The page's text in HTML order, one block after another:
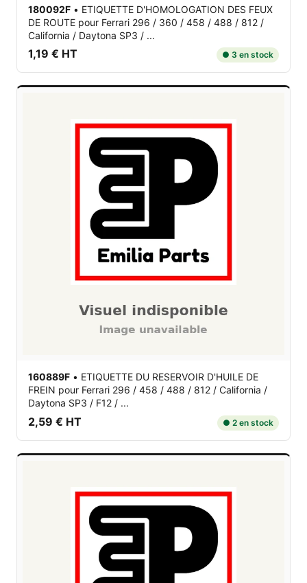
180092F • ETIQUETTE D'HOMOLOGATION DES FEUX
DE ROUTE pour Ferrari 296 / 360 / 458 / 488 / 812 /
California / Daytona SP3 / ...
1,19 € HT ● 3 en stock
160889F • ETIQUETTE DU RESERVOIR D'HUILE DE
FREIN pour Ferrari 296 / 458 / 488 / 812 / California /
Daytona SP3 / F12 / ...
2,59 € HT ● 2 en stock